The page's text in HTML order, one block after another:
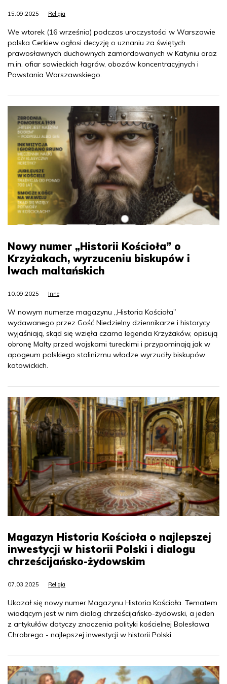
15.09.2025 Religia
We wtorek (16 września) podczas uroczystości w Warszawie
polska Cerkiew ogłosi decyzję o uznaniu za świętych
prawosławnych duchownych zamordowanych w Katyniu oraz
m.in. ofiar sowieckich łagrów, obozów koncentracyjnych i
Powstania Warszawskiego.
Nowy numer „Historii Kościoła” o
Krzyżakach, wyrzuceniu biskupów i
lwach maltańskich
10.09.2025 Inne
W nowym numerze magazynu „Historia Kościoła”
wydawanego przez Gość Niedzielny dziennikarze i historycy
wyjaśniają, skąd się wzięła czarna legenda Krzyżaków, opisują
obronę Malty przed wojskami tureckimi i przypominają jak w
apogeum polskiego stalinizmu władze wyrzuciły biskupów
katowickich.
Magazyn Historia Kościoła o najlepszej
inwestycji w historii Polski i dialogu
chrześcijańsko-żydowskim
07.03.2025 Religia
Ukazał się nowy numer Magazynu Historia Kościoła. Tematem
wiodącym jest w nim dialog chrześcijańsko-żydowski, a jeden
z artykułów dotyczy znaczenia polityki kościelnej Bolesława
Chrobrego - najlepszej inwestycji w historii Polski.